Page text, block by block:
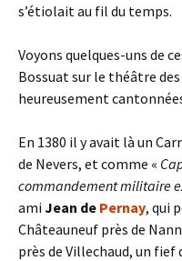
s’étiolait au fil du temps.
Voyons quelques-uns de
Bossuat sur le théâtre
heureusement
En 1380 il y avait là un
de Nevers, et comme «
commandement militaire
ami Jean de Pernay, qui
Châteauneuf près de
près de Villechaud, un